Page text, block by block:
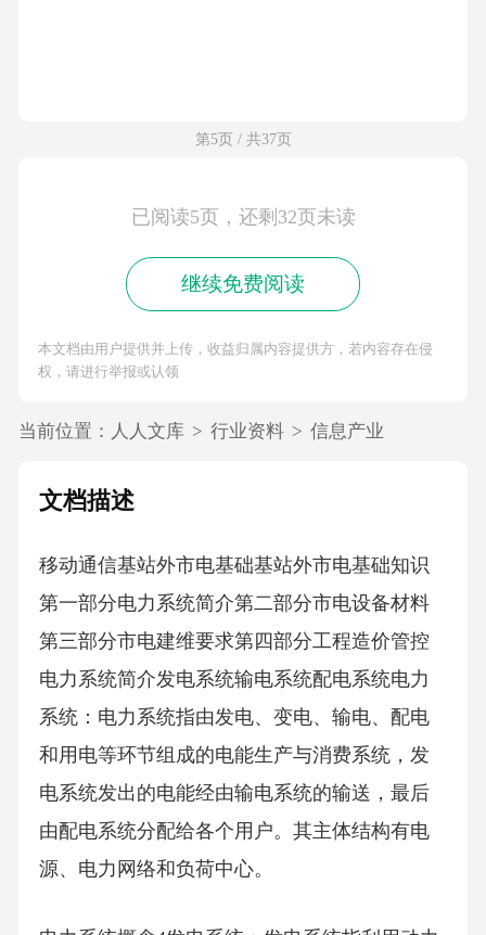
第5页 / 共37页
已阅读5页，还剩32页未读
继续免费阅读
本文档由用户提供并上传，收益归属内容提供方，若内容存在侵
权，请进行举报或认领
当前位置： 人人文库 > 行业资料 > 信息产业
文档描述
移动通信基站外市电基础基站外市电基础知识
第一部分电力系统简介第二部分市电设备材料
第三部分市电建维要求第四部分工程造价管控
电力系统简介发电系统输电系统配电系统电力
系统：电力系统指由发电、变电、输电、配电
和用电等环节组成的电能生产与消费系统，发
电系统发出的电能经由输电系统的输送，最后
由配电系统分配给各个用户。其主体结构有电
源、电力网络和负荷中心。